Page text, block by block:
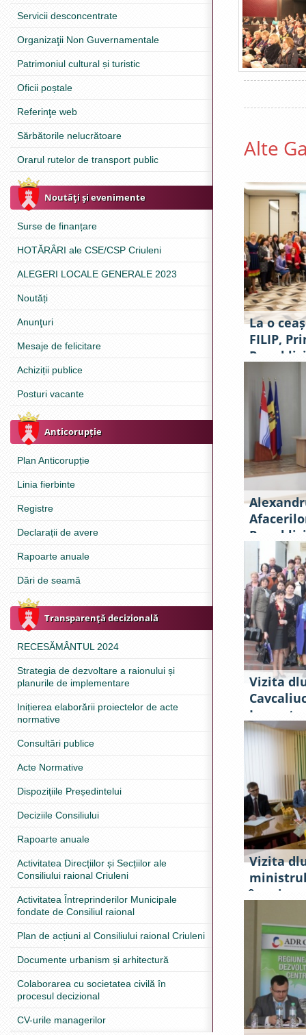
Servicii desconcentrate
Organizaţii Non Guvernamentale
Patrimoniul cultural și turistic
Oficii poștale
Referinţe web
Sărbătorile nelucrătoare
Orarul rutelor de transport public
Noutăţi şi evenimente
Surse de finanțare
HOTĂRÂRI ale CSE/CSP Criuleni
ALEGERI LOCALE GENERALE 2023
Noutăți
Anunţuri
Mesaje de felicitare
Achiziții publice
Posturi vacante
Anticorupție
Plan Anticorupție
Linia fierbinte
Registre
Declarații de avere
Rapoarte anuale
Dări de seamă
Transparenţă decizională
RECESĂMÂNTUL 2024
Strategia de dezvoltare a raionului și
planurile de implementare
Inițierea elaborării proiectelor de acte
normative
Consultări publice
Acte Normative
Dispozițiile Președintelui
Deciziile Consiliului
Rapoarte anuale
Activitatea Direcțiilor și Secțiilor ale
Consiliului raional Criuleni
Activitatea Întreprinderilor Municipale
fondate de Consiliul raional
Plan de acțiuni al Consiliului raional Criuleni
Documente urbanism și arhitectură
Colaborarea cu societatea civilă în
procesul decizional
CV-urile managerilor
Alte
La o
FILIP,
de
Vizita
Poliției
Vizita
în